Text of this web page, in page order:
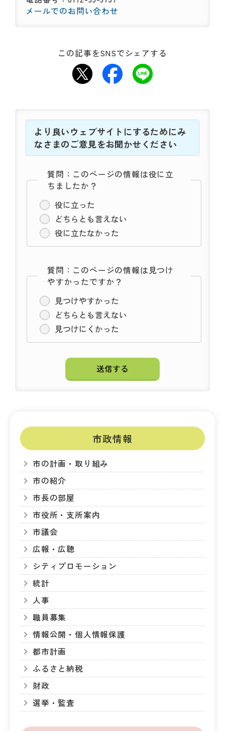
メールでのお問い合わせ
この記事をSNSでシェアする
より良いウェブサイトにするためにみ
なさまのご意見をお聞かせください
質問：このページの情報は役に立
ちましたか？
役に立った
どちらとも言えない
役に立たなかった
質問：このページの情報は見つけ
やすかったですか？
見つけやすかった
どちらとも言えない
見つけにくかった
市政情報
市の計画・取り組み
市の紹介
市長の部屋
市役所・支所案内
市議会
広報・広聴
シティプロモーション
統計
人事
職員募集
情報公開・個人情報保護
都市計画
ふるさと納税
財政
選挙・監査